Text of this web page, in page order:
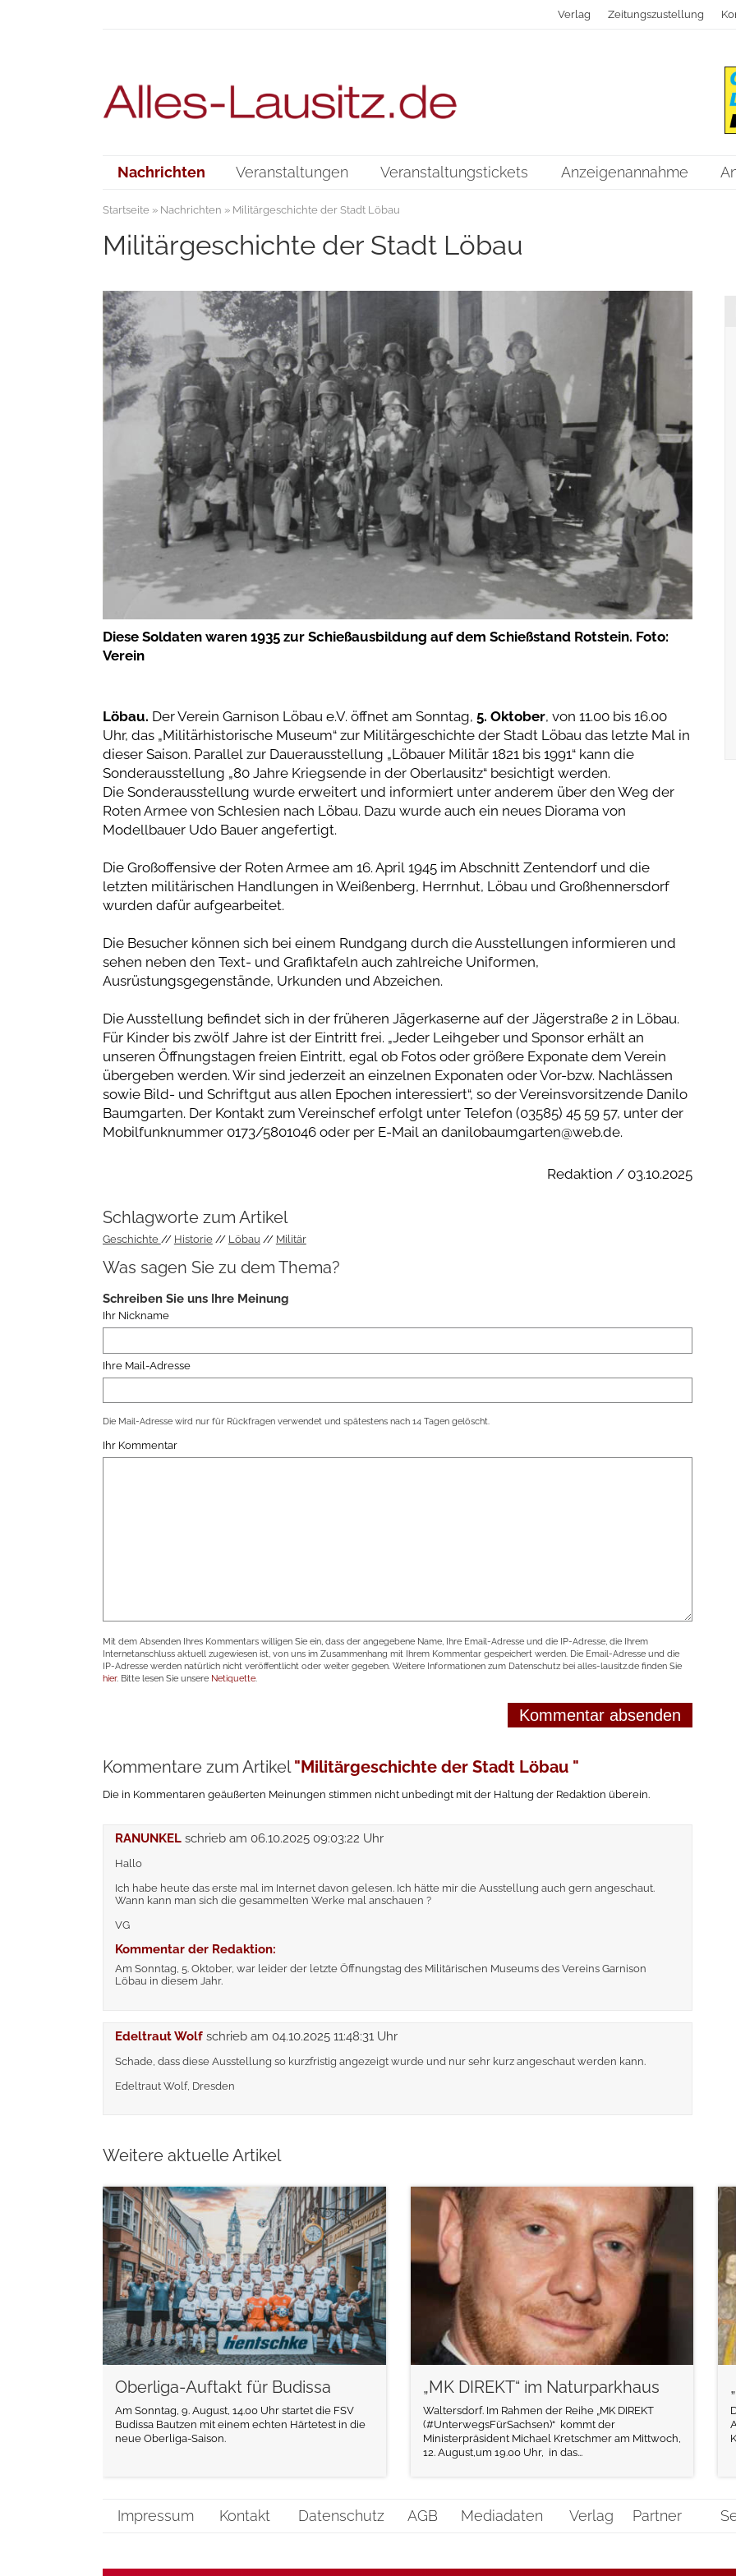
Verlag Zeitungszustellung
Nachrichten Veranstaltungen Veranstaltungstickets Anzeigenannahme
Startseite» Nachrichten » Militärgeschichte der Stadt Löbau
Militärgeschichte der Stadt Löbau
Diese Soldaten waren 1935 zur Schießausbildung auf dem Schießstand Rotstein. Foto:
Verein
Löbau. Der Verein Garnison Löbau e.V. öffnet am Sonntag, 5. Oktober, von 11.00 bis 16.00
Uhr, das „Militärhistorische Museum“ zur Militärgeschichte der Stadt Löbau das letzte Mal in
dieser Saison. Parallel zur Dauerausstellung „Löbauer Militär 1821 bis 1991“ kann die
Sonderausstellung „80 Jahre Kriegsende in der Oberlausitz“ besichtigt werden.
Die Sonderausstellung wurde erweitert und informiert unter anderem über den Weg der
Roten Armee von Schlesien nach Löbau. Dazu wurde auch ein neues Diorama von
Modellbauer Udo Bauer angefertigt.
Die Großoffensive der Roten Armee am 16. April 1945 im Abschnitt Zentendorf und die
letzten militärischen Handlungen in Weißenberg, Herrnhut, Löbau und Großhennersdorf
wurden dafür aufgearbeitet.
Die Besucher können sich bei einem Rundgang durch die Ausstellungen informieren und
sehen neben den Text- und Grafiktafeln auch zahlreiche Uniformen,
Ausrüstungsgegenstände, Urkunden und Abzeichen.
Die Ausstellung befindet sich in der früheren Jägerkaserne auf der Jägerstraße 2 in Löbau.
Für Kinder bis zwölf Jahre ist der Eintritt frei. „Jeder Leihgeber und Sponsor erhält an
unseren Öffnungstagen freien Eintritt, egal ob Fotos oder größere Exponate dem Verein
übergeben werden. Wir sind jederzeit an einzelnen Exponaten oder Vor-bzw. Nachlässen
sowie Bild- und Schriftgut aus allen Epochen interessiert“, so der Vereinsvorsitzende Danilo
Baumgarten. Der Kontakt zum Vereinschef erfolgt unter Telefon (03585) 45 59 57, unter der
Mobilfunknummer 0173/5801046 oder per E-Mail an danilobaumgarten@web.de.
Redaktion / 03.10.2025
Schlagworte zum Artikel
Geschichte Historie Löbau Militär
Was sagen Sie zu dem Thema?
Schreiben Sie uns Ihre Meinung
Ihr Nickname
Ihre Mail-Adresse
Die Mail-Adresse wird nur für Rückfragen verwendet und spätestens nach 14 Tagen gelöscht.
Ihr Kommentar
Mit dem Absenden Ihres Kommentars willigen Sie ein, dass der angegebene Name, Ihre Email-Adresse und die IP-Adresse, die Ihrem
Internetanschluss aktuell zugewiesen ist, von uns im Zusammenhang mit Ihrem Kommentar gespeichert werden. Die Email-Adresse und die
IP-Adresse werden natürlich nicht veröffentlicht oder weiter gegeben. Weitere Informationen zum Datenschutz bei alles-lausitz.de finden Sie
hier. Bitte lesen Sie unsere Netiquette.
Kommentare zum Artikel"Militärgeschichte der Stadt Löbau "
Die in Kommentaren geäußerten Meinungen stimmen nicht unbedingt mit der Haltung der Redaktion überein.
RANUNKEL schrieb am06.10.2025 09:03:22 Uhr
Hallo
Ich habe heute das erste mal im Internet davon gelesen. Ich hätte mir die Ausstellung auch gern angeschaut.
Wann kann man sich die gesammelten Werke mal anschauen ?
VG
Kommentar der Redaktion:
Am Sonntag, 5. Oktober, war leider der letzte Öffnungstag des Militärischen Museums des Vereins Garnison
Löbau in diesem Jahr.
Edeltraut Wolf schrieb am04.10.2025 11:48:31 Uhr
Schade, dass diese Ausstellung so kurzfristig angezeigt wurde und nur sehr kurz angeschaut werden kann.
Edeltraut Wolf, Dresden
Weitere aktuelle Artikel
Oberliga-Auftakt für Budissa
Am Sonntag, 9. August, 14.00 Uhr startet die FSV
Budissa Bautzen mit einem echten Härtetest in die
neue Oberliga-Saison.
weiterlesen
„MK DIREKT“ im Naturparkhaus
Waltersdorf. Im Rahmen der Reihe „MK DIREKT
(#UnterwegsFürSachsen)“ kommt der
Ministerpräsident Michael Kretschmer am Mittwoch,
12. August,um 19.00 Uhr, in das...
weiterlesen
Impressum Kontakt Datenschutz AGB Mediadaten Verlag Partner